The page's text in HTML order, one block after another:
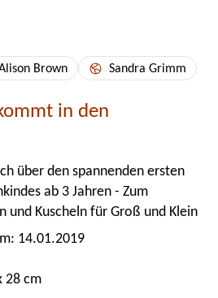
Brown Sandra Grimm
in den
über den spannenden ersten
ab 3 Jahren - Zum
und Kuscheln für Groß und Klein
14.01.2019
28 cm